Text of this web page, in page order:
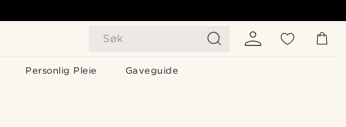
Søk
Personlig Pleie Gaveguide